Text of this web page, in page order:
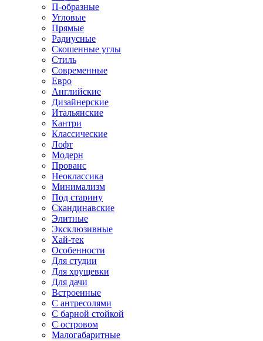
П-образные
Угловые
Прямые
Радиусные
Скошенные углы
Стиль
Современные
Евро
Английские
Дизайнерские
Итальянские
Кантри
Классические
Лофт
Модерн
Прованс
Неоклассика
Минимализм
Под старину
Скандинавские
Элитные
Эксклюзивные
Хай-тек
Особенности
Для студии
Для хрущевки
Для дачи
Встроенные
С антресолями
С барной стойкой
С островом
Малогабаритные